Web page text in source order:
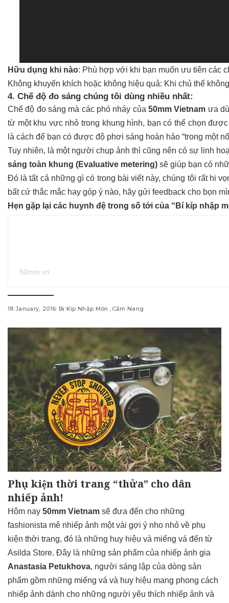
Hữu dụng khi nào: Phù hợp với khi bạn muốn ưu tiên các
Không khuyến khích hoặc không hiệu quả: Khi chủ thể
4. Chế độ đo sáng chúng tôi dùng nhiều nhất:
Chế độ đo sáng mà các phó nháy của 50mm Vietnam ưa
từ một khu vực nhỏ trong khung hình, bạn có thể chọn
là cách để bạn có được độ phơi sáng hoàn hảo “trong một
Tuy nhiên, là một người chụp ảnh thì cũng nên có sự linh
sáng toàn khung (Evaluative metering) sẽ giúp bạn có
Đó là tất cả những gì có trong bài viết này, chúng tôi rất hi
bất cứ thắc mắc hay góp ý nào, hãy gửi feedback cho bọn
Hẹn gặp lại các huynh đệ trong số tới của “ Bí kíp nhập
50mm.vn
18 January, 2016 Bí Kíp Nhập Môn Cẩm Nang
Phụ kiện thời trang “thửa” cho dân
nhiếp ảnh!
Hôm nay 50mm Vietnam sẽ đưa đến cho những
fashionista mê nhiếp ảnh một vài gợi ý nho nhỏ về phụ
kiện thời trang, đó là những huy hiệu và miếng vá đến từ
Asilda Store. Đây là những sản phẩm của nhiếp ảnh gia
Anastasia Petukhova, người sáng lập của dòng sản
phẩm gồm những miếng vá và huy hiệu mang phong cách
nhiếp ảnh dành cho những người yêu thích nhiếp ảnh và